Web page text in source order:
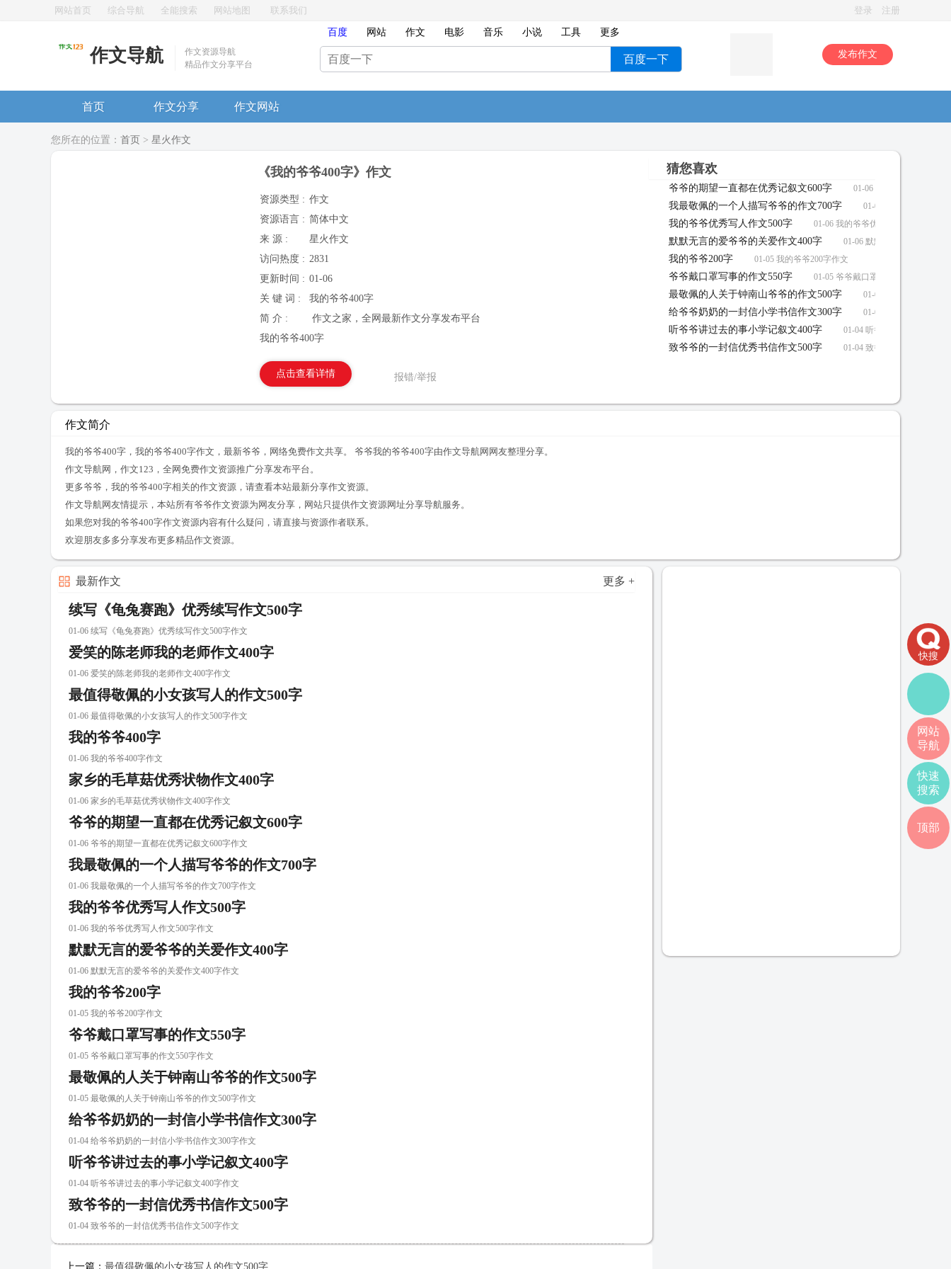
网站首页 综合导航 全能搜索 网站地图 联系我们 登录 注册
作文导航
作文资源导航
精品作文分享平台
百度 网站 作文 电影 音乐 小说 工具 更多
百度一下 发布作文
首页 作文分享 作文网站
您所在的位置： 首页 > 星火作文
《我的爷爷400字》作文
资源类型 : 作文
资源语言 : 简体中文
来 源 :
星火作文
访问热度 : 2831
更新时间 : 01-06
关 键 词 :
我的爷爷400字
简 介 :
作文之家，全网最新作文分享发布平台
我的爷爷400字
点击查看详情 报错/举报
猜您喜欢
爷爷的期望一直都在优秀记叙文600字 01-06 爷爷的期望一直都
我最敬佩的一个人描写爷爷的作文700字 01-06 我最敬佩的一个
我的爷爷优秀写人作文500字 01-06 我的爷爷优秀写人作文500字
默默无言的爱爷爷的关爱作文400字 01-06 默默无言的爱爷爷的
我的爷爷200字 01-05 我的爷爷200字作文
爷爷戴口罩写事的作文550字 01-05 爷爷戴口罩写事的作文550字
最敬佩的人关于钟南山爷爷的作文500字 01-05 最敬佩的人关于
给爷爷奶奶的一封信小学书信作文300字 01-04 给爷爷奶奶的一
听爷爷讲过去的事小学记叙文400字 01-04 听爷爷讲过去的事小
致爷爷的一封信优秀书信作文500字 01-04 致爷爷的一封信优秀
作文简介
我的爷爷400字，我的爷爷400字作文，最新爷爷，网络免费作文共享。 爷爷我的爷爷400字由作文导航网网友整理分享。
作文导航网，作文123，全网免费作文资源推广分享发布平台。
更多爷爷，我的爷爷400字相关的作文资源，请查看本站最新分享作文资源。
作文导航网友情提示，本站所有爷爷作文资源为网友分享，网站只提供作文资源网址分享导航服务。
如果您对我的爷爷400字作文资源内容有什么疑问，请直接与资源作者联系。
欢迎朋友多多分享发布更多精品作文资源。
最新作文 更多 +
续写《龟兔赛跑》优秀续写作文500字
01-06 续写《龟兔赛跑》优秀续写作文500字作文
爱笑的陈老师我的老师作文400字
01-06 爱笑的陈老师我的老师作文400字作文
最值得敬佩的小女孩写人的作文500字
01-06 最值得敬佩的小女孩写人的作文500字作文
我的爷爷400字
01-06 我的爷爷400字作文
家乡的毛草菇优秀状物作文400字
01-06 家乡的毛草菇优秀状物作文400字作文
爷爷的期望一直都在优秀记叙文600字
01-06 爷爷的期望一直都在优秀记叙文600字作文
我最敬佩的一个人描写爷爷的作文700字
01-06 我最敬佩的一个人描写爷爷的作文700字作文
我的爷爷优秀写人作文500字
01-06 我的爷爷优秀写人作文500字作文
默默无言的爱爷爷的关爱作文400字
01-06 默默无言的爱爷爷的关爱作文400字作文
我的爷爷200字
01-05 我的爷爷200字作文
爷爷戴口罩写事的作文550字
01-05 爷爷戴口罩写事的作文550字作文
最敬佩的人关于钟南山爷爷的作文500字
01-05 最敬佩的人关于钟南山爷爷的作文500字作文
给爷爷奶奶的一封信小学书信作文300字
01-04 给爷爷奶奶的一封信小学书信作文300字作文
听爷爷讲过去的事小学记叙文400字
01-04 听爷爷讲过去的事小学记叙文400字作文
致爷爷的一封信优秀书信作文500字
01-04 致爷爷的一封信优秀书信作文500字作文
上一篇： 最值得敬佩的小女孩写人的作文500字
快搜
网站
导航
快速
搜索
顶部